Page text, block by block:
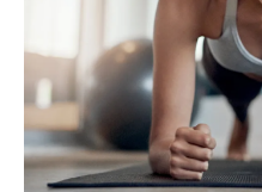
Nic není tak důležité,
Náš web nabízí komplexní
styl, zahrnující nejnovější
přínosné zdravotní praktiky,
vyváženou stravu.